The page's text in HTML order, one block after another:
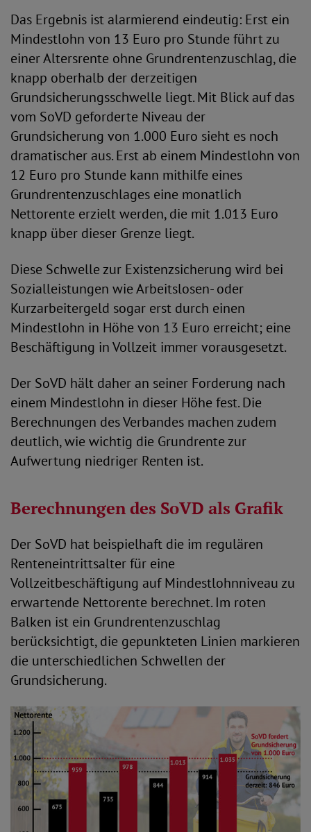
Das Ergebnis ist alarmierend eindeutig: Erst ein
Mindestlohn von 13 Euro pro Stunde führt zu
einer Altersrente ohne Grundrentenzuschlag, die
knapp oberhalb der derzeitigen
Grundsicherungsschwelle liegt. Mit Blick auf das
vom SoVD geforderte Niveau der
Grundsicherung von 1.000 Euro sieht es noch
dramatischer aus. Erst ab einem Mindestlohn von
12 Euro pro Stunde kann mithilfe eines
Grundrentenzuschlages eine monatlich
Nettorente erzielt werden, die mit 1.013 Euro
knapp über dieser Grenze liegt.
Diese Schwelle zur Existenzsicherung wird bei
Sozialleistungen wie Arbeitslosen- oder
Kurzarbeitergeld sogar erst durch einen
Mindestlohn in Höhe von 13 Euro erreicht; eine
Beschäftigung in Vollzeit immer vorausgesetzt.
Der SoVD hält daher an seiner Forderung nach
einem Mindestlohn in dieser Höhe fest. Die
Berechnungen des Verbandes machen zudem
deutlich, wie wichtig die Grundrente zur
Aufwertung niedriger Renten ist.
Berechnungen des SoVD als Grafik
Der SoVD hat beispielhaft die im regulären
Renteneintrittsalter für eine
Vollzeitbeschäftigung auf Mindestlohnniveau zu
erwartende Nettorente berechnet. Im roten
Balken ist ein Grundrentenzuschlag
berücksichtigt, die gepunkteten Linien markieren
die unterschiedlichen Schwellen der
Grundsicherung.